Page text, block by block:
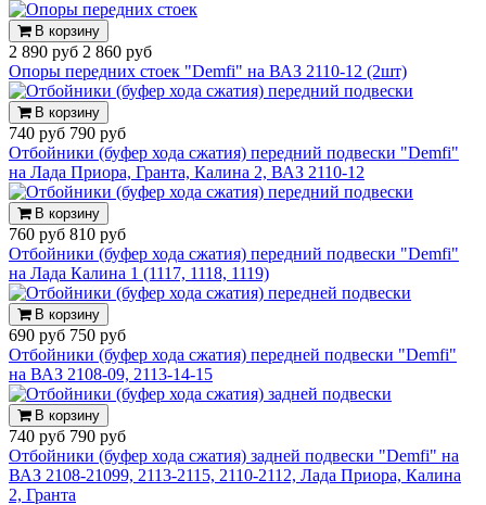
В корзину
2 890 руб 2 860 руб
Опоры передних стоек "Demfi" на ВАЗ 2110-12 (2шт)
В корзину
740 руб 790 руб
Отбойники (буфер хода сжатия) передний подвески "Demfi"
на Лада Приора, Гранта, Калина 2, ВАЗ 2110-12
В корзину
760 руб 810 руб
Отбойники (буфер хода сжатия) передний подвески "Demfi"
на Лада Калина 1 (1117, 1118, 1119)
В корзину
690 руб 750 руб
Отбойники (буфер хода сжатия) передней подвески "Demfi"
на ВАЗ 2108-09, 2113-14-15
В корзину
740 руб 790 руб
Отбойники (буфер хода сжатия) задней подвески "Demfi" на
ВАЗ 2108-21099, 2113-2115, 2110-2112, Лада Приора, Калина
2, Гранта